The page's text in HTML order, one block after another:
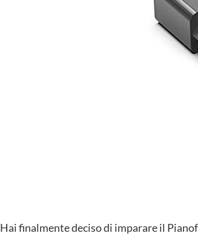
Hai finalmente deciso di imparare il